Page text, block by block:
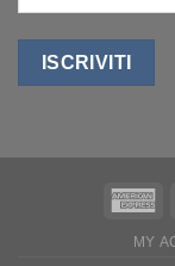
MY